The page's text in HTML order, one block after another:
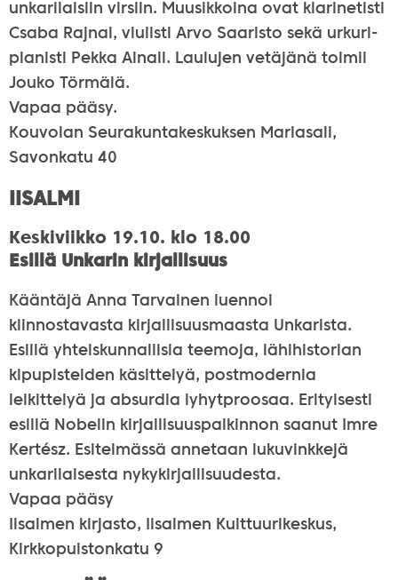
unkarilaisiin virsiin. Muusikkoina ovat klarinetisti
Csaba Rajnai, viulisti Arvo Saaristo sekä urkuri-
pianisti Pekka Ainali. Laulujen vetäjänä toimii
Jouko Törmälä.
Vapaa pääsy.
Kouvolan Seurakuntakeskuksen Mariasali,
Savonkatu 40
IISALMI
Keskiviikko 19.10. klo 18.00
Esillä Unkarin kirjallisuus
Kääntäjä Anna Tarvainen luennoi
kiinnostavasta kirjallisuusmaasta Unkarista.
Esillä yhteiskunnallisia teemoja, lähihistorian
kipupisteiden käsittelyä, postmodernia
leikittelyä ja absurdia lyhytproosaa. Erityisesti
esillä Nobelin kirjallisuuspalkinnon saanut Imre
Kertész. Esitelmässä annetaan lukuvinkkejä
unkarilaisesta nykykirjallisuudesta.
Vapaa pääsy
Iisalmen kirjasto, Iisalmen Kulttuurikeskus,
Kirkkopuistonkatu 9